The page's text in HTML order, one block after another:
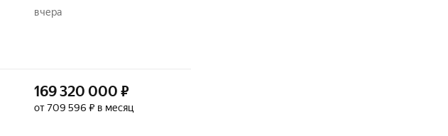
вчера
169 320 000 ₽
от 709 596 ₽ в месяц